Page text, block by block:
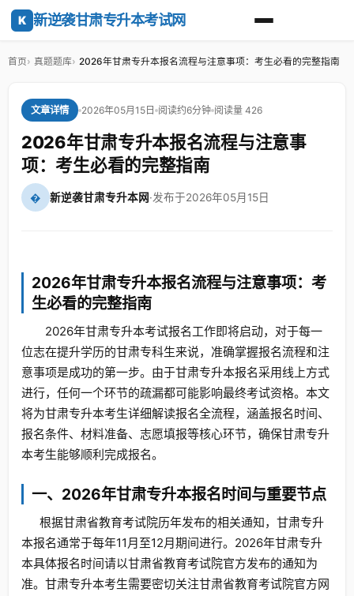
K 新逆袭甘肃专升本考试网
首页 真题题库 2026年甘肃专升本报名流程与注意事项：考生必看的完整指南
文章详情 2026年05月15日 阅读约6分钟 阅读量 426
2026年甘肃专升本报名流程与注意事
项：考生必看的完整指南
� 新逆袭甘肃专升本网·发布于2026年05月15日
2026年甘肃专升本报名流程与注意事项：考
生必看的完整指南
2026年甘肃专升本考试报名工作即将启动，对于每一
位志在提升学历的甘肃专科生来说，准确掌握报名流程和注
意事项是成功的第一步。由于甘肃专升本报名采用线上方式
进行，任何一个环节的疏漏都可能影响最终考试资格。本文
将为甘肃专升本考生详细解读报名全流程，涵盖报名时间、
报名条件、材料准备、志愿填报等核心环节，确保甘肃专升
本考生能够顺利完成报名。
一、2026年甘肃专升本报名时间与重要节点
根据甘肃省教育考试院历年发布的相关通知，甘肃专升
本报名通常于每年11月至12月期间进行。2026年甘肃专升
本具体报名时间请以甘肃省教育考试院官方发布的通知为
准。甘肃专升本考生需要密切关注甘肃省教育考试院官方网